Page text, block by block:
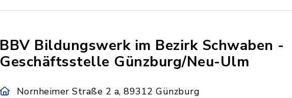
BBV Bildungswerk im Bezirk Schwaben -
Geschäftsstelle Günzburg/Neu-Ulm
Nornheimer Straße 2 a, 89312 Günzburg